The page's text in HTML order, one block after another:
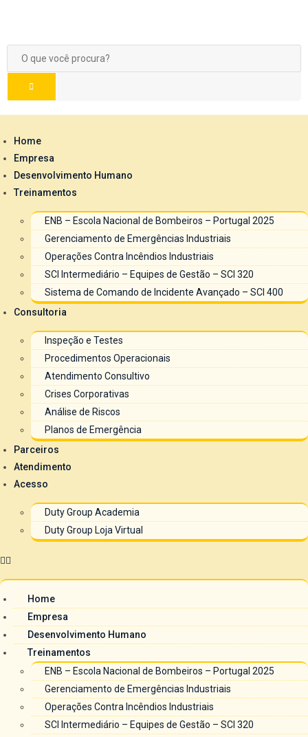
Home
Empresa
Desenvolvimento Humano
Treinamentos
ENB – Escola Nacional de Bombeiros – Portugal 2025
Gerenciamento de Emergências Industriais
Operações Contra Incêndios Industriais
SCI Intermediário – Equipes de Gestão – SCI 320
Sistema de Comando de Incidente Avançado – SCI 400
Consultoria
Inspeção e Testes
Procedimentos Operacionais
Atendimento Consultivo
Crises Corporativas
Análise de Riscos
Planos de Emergência
Parceiros
Atendimento
Acesso
Duty Group Academia
Duty Group Loja Virtual
Home
Empresa
Desenvolvimento Humano
Treinamentos
ENB – Escola Nacional de Bombeiros – Portugal 2025
Gerenciamento de Emergências Industriais
Operações Contra Incêndios Industriais
SCI Intermediário – Equipes de Gestão – SCI 320